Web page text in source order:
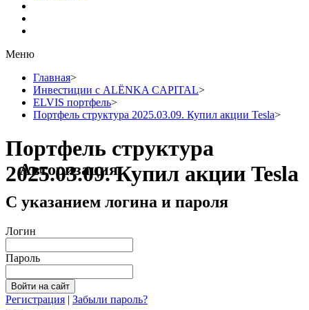
Меню
Главная>
Инвестиции с ALЁNKA CAPITAL>
ELVIS портфель>
Портфель структура 2025.03.09. Купил акции Tesla>
Портфель структура
2025.03.09. Купил акции Tesla
Авторизация
С указанием логина и пароля
Логин
Пароль
Регистрация | Забыли пароль?